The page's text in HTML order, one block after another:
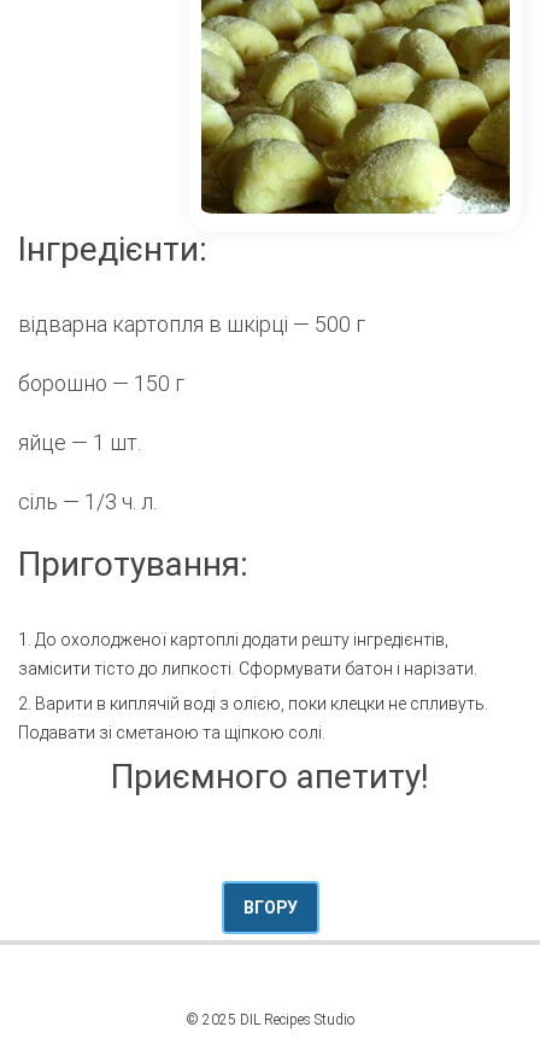
Інгредієнти:
відварна картопля в шкірці — 500 г
борошно — 150 г
яйце — 1 шт.
сіль — 1/3 ч. л.
Приготування:
1. До охолодженої картоплі додати решту інгредієнтів,
замісити тісто до липкості. Сформувати батон і нарізати.
2. Варити в киплячій воді з олією, поки клецки не спливуть.
Подавати зі сметаною та щіпкою солі.
Приємного апетиту!
ВГОРУ
© 2025 DIL Recipes Studio